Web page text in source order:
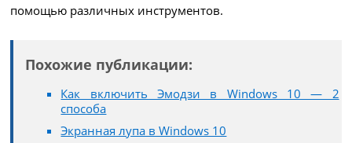
помощью различных инструментов.
Похожие публикации:
Как включить Эмодзи в Windows 10 — 2
способа
Экранная лупа в Windows 10